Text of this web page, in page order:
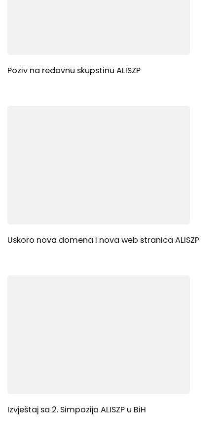
Poziv na redovnu skupstinu ALISZP
Uskoro nova domena i nova web stranica ALISZP
Izvještaj sa 2. Simpozija ALISZP u BiH